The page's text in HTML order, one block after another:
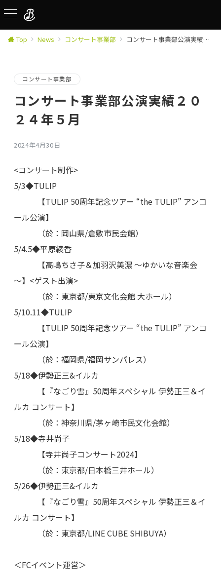
Top News コンサート事業部 コンサート事業部公演実績２０２４年５月
コンサート事業部
コンサート事業部公演実績２０
２４年５月
2024年4月30日
<コンサート制作>
5/3◆TULIP
【TULIP 50周年記念ツアー “the TULIP” アンコ
ール公演】
（於：岡山県/倉敷市民会館）
5/4.5◆平原綾香
【高嶋ちさ子＆加羽沢美濃 ～ゆかいな音楽会
～】<ゲスト出演>
（於：東京都/東京文化会館 大ホール）
5/10.11◆TULIP
【TULIP 50周年記念ツアー “the TULIP” アンコ
ール公演】
（於：福岡県/福岡サンパレス）
5/18◆伊勢正三&イルカ
【『なごり雪』50周年スペシャル 伊勢正三＆イ
ルカ コンサート】
（於：神奈川県/茅ヶ崎市⺠文化会館）
5/18◆寺井尚子
【寺井尚子コンサート2024】
（於：東京都/日本橋三井ホール）
5/26◆伊勢正三&イルカ
【『なごり雪』50周年スペシャル 伊勢正三＆イ
ルカ コンサート】
（於：東京都/LINE CUBE SHIBUYA）
＜FCイベント運営＞